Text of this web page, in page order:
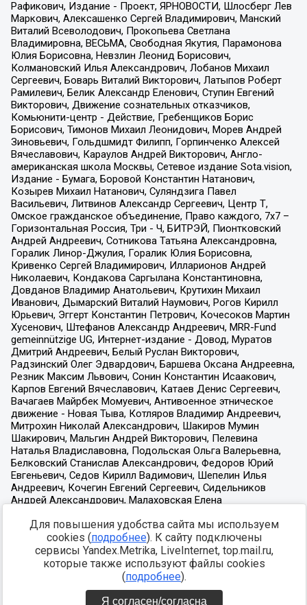
Для повышения удобства сайта мы используем
cookies (подробнее). К сайту подключены
сервисы Yandex.Metrika, LiveInternet, top.mail.ru,
которые также используют файлы cookies
(подробнее).
Я согласен/согласна